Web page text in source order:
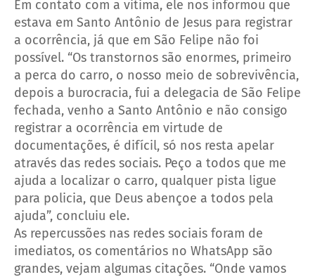
Em contato com a vitima, ele nos informou que
estava em Santo Antônio de Jesus para registrar
a ocorrência, já que em São Felipe não foi
possível. “Os transtornos são enormes, primeiro
a perca do carro, o nosso meio de sobrevivência,
depois a burocracia, fui a delegacia de São Felipe
fechada, venho a Santo Antônio e não consigo
registrar a ocorrência em virtude de
documentações, é difícil, só nos resta apelar
através das redes sociais. Peço a todos que me
ajuda a localizar o carro, qualquer pista ligue
para policia, que Deus abençoe a todos pela
ajuda”, concluiu ele.
As repercussões nas redes sociais foram de
imediatos, os comentários no WhatsApp são
grandes, vejam algumas citações. “Onde vamos